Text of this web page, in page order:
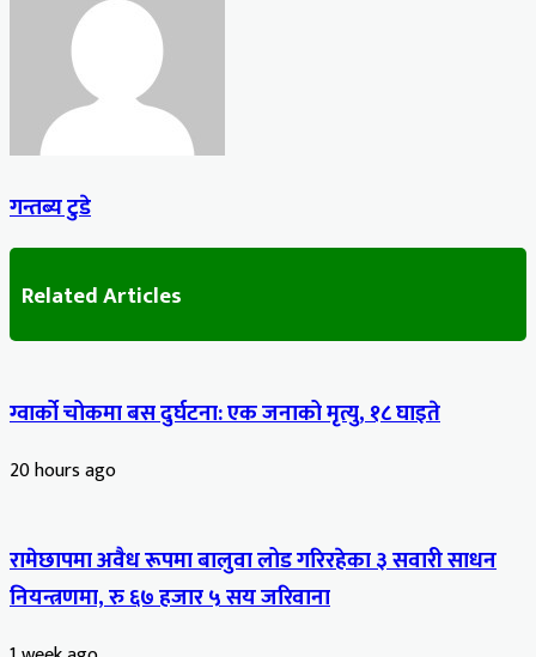
गन्तब्य टुडे
Related Articles
ग्वार्को चोकमा बस दुर्घटना: एक जनाको मृत्यु, १८ घाइते
20 hours ago
रामेछापमा अवैध रूपमा बालुवा लोड गरिरहेका ३ सवारी साधन
नियन्त्रणमा, रु ६७ हजार ५ सय जरिवाना